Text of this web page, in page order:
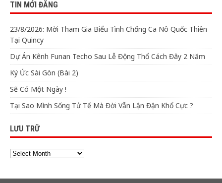
TIN MỚI ĐĂNG
23/8/2026: Mời Tham Gia Biểu Tình Chống Ca Nô Quốc Thiên
Tại Quincy
Dự Án Kênh Funan Techo Sau Lễ Động Thổ Cách Đây 2 Năm
Ký Ức Sài Gòn (Bài 2)
Sẽ Có Một Ngày !
Tại Sao Mình Sống Tử Tế Mà Đời Vẫn Lận Đận Khổ Cực ?
LƯU TRỮ